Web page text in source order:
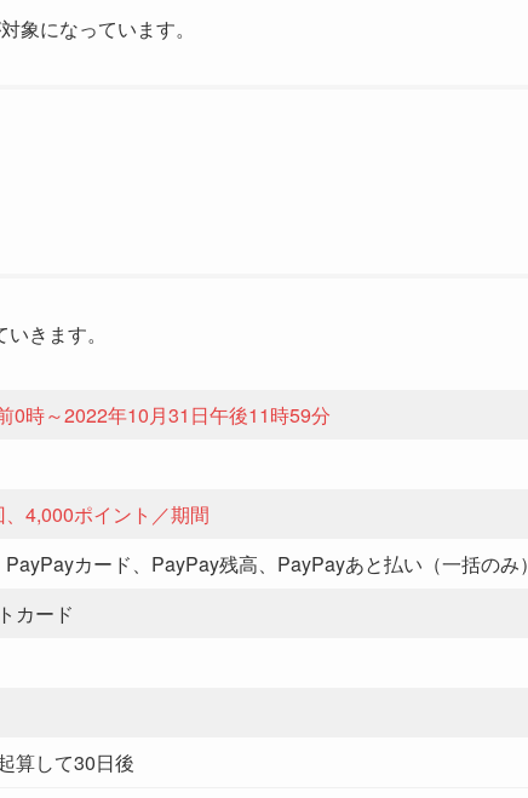
象になっています。
きます。
0時～2022年10月31日午後11時59分
4,000ポイント／期間
カード、PayPay残高、PayPayあと払い（一括のみ）
カード
算して30日後